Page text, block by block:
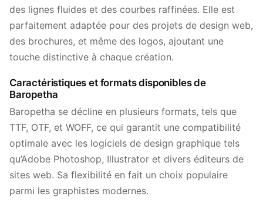
des lignes fluides et des courbes raffinées. Elle est
parfaitement adaptée pour des projets de design web,
des brochures, et même des logos, ajoutant une
touche distinctive à chaque création.
Caractéristiques et formats disponibles de
Baropetha
Baropetha se décline en plusieurs formats, tels que
TTF, OTF, et WOFF, ce qui garantit une compatibilité
optimale avec les logiciels de design graphique tels
qu’Adobe Photoshop, Illustrator et divers éditeurs de
sites web. Sa flexibilité en fait un choix populaire
parmi les graphistes modernes.